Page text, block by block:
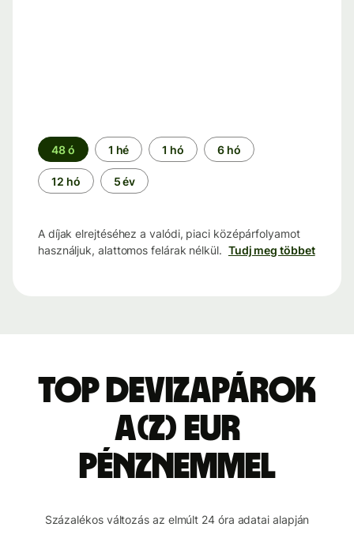
Időszak
48 ó 1 hé 1 hó 6 hó
12 hó 5 év
A díjak elrejtéséhez a valódi, piaci középárfolyamot
használjuk, alattomos felárak nélkül. Tudj meg többet
Top devizapárok
a(z) EUR
pénznemmel
Százalékos változás az elmúlt 24 óra adatai alapján